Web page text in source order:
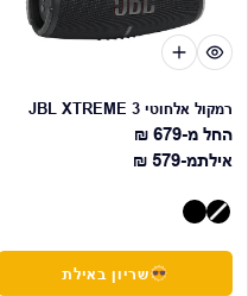
רמקול אלחוטי 3 JBL XTREME
מחיר רגיל
החל מ-679 ₪
אילתמ-מחיר רגיל
579 ₪
שריון באילת